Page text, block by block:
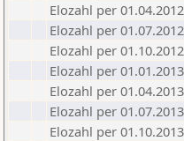
Elozahl per 01.04.2012
Elozahl per 01.07.2012
Elozahl per 01.10.2012
Elozahl per 01.01.2013
Elozahl per 01.04.2013
Elozahl per 01.07.2013
Elozahl per 01.10.2013